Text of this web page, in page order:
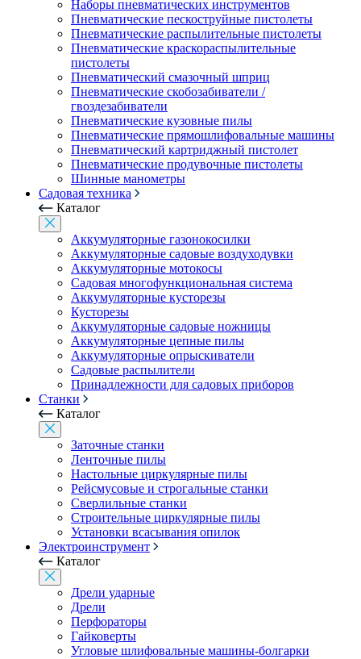
Наборы пневматических инструментов
Пневматические пескоструйные пистолеты
Пневматические распылительные пистолеты
Пневматические краскораспылительные
пистолеты
Пневматический смазочный шприц
Пневматические скобозабиватели /
гвоздезабиватели
Пневматические кузовные пилы
Пневматические прямошлифовальные машины
Пневматический картриджный пистолет
Пневматические продувочные пистолеты
Шинные манометры
Садовая техника
Каталог
Аккумуляторные газонокосилки
Аккумуляторные садовые воздуходувки
Аккумуляторные мотокосы
Садовая многофункциональная система
Аккумуляторные кусторезы
Кусторезы
Аккумуляторные садовые ножницы
Аккумуляторные цепные пилы
Аккумуляторные опрыскиватели
Садовые распылители
Принадлежности для садовых приборов
Станки
Каталог
Заточные станки
Ленточные пилы
Настольные циркулярные пилы
Рейсмусовые и строгальные станки
Сверлильные станки
Строительные циркулярные пилы
Установки всасывания опилок
Электроинструмент
Каталог
Дрели ударные
Дрели
Перфораторы
Гайковерты
Угловые шлифовальные машины-болгарки